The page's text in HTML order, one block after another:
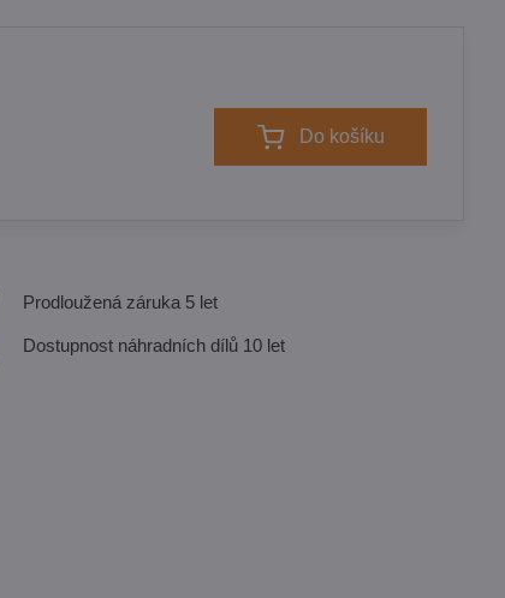
Do košíku
Prodloužená záruka 5 let
Dostupnost náhradních dílů 10 let